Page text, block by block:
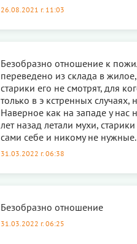
26.08.2021 г. 11:03
Безобразно отношение к
переведено из склада в
старики его не смотрят, для
только в э кстренных
Наверное как на западе у нас
лет назад летали мухи,
сами себе и никому не
31.03.2022 г. 06:38
Безобразно отношение
31.03.2022 г. 06:25